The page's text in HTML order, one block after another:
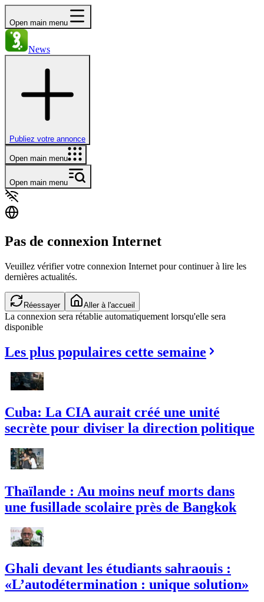
Open main menu
News
Publiez votre annonce
Open main menu
Open main menu
Pas de connexion Internet
Veuillez vérifier votre connexion Internet pour continuer à lire les
dernières actualités.
Réessayer Aller à l'accueil
La connexion sera rétablie automatiquement lorsqu'elle sera
disponible
Les plus populaires cette semaine
Cuba: La CIA aurait créé une unité
secrète pour diviser la direction politique
Thaïlande : Au moins neuf morts dans
une fusillade scolaire près de Bangkok
Ghali devant les étudiants sahraouis :
«L’autodétermination : unique solution»